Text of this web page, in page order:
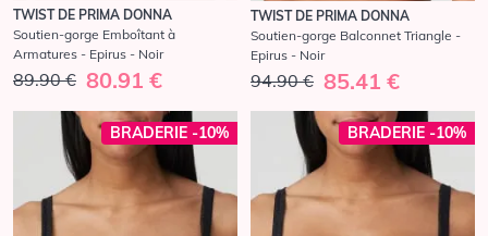
TWIST DE PRIMA DONNA
Soutien-gorge Emboîtant à
Armatures - Epirus - Noir
89.90 € 80.91 €
TWIST DE PRIMA DONNA
Soutien-gorge Balconnet Triangle -
Epirus - Noir
94.90 € 85.41 €
BRADERIE -10% BRADERIE -10%